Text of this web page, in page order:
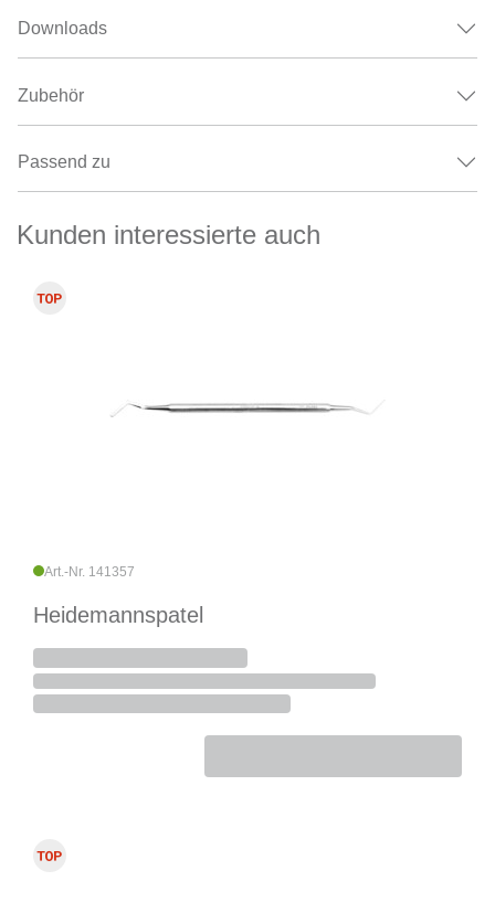
Downloads
Zubehör
Passend zu
Kunden interessierte auch
Art.-Nr. 141357
Heidemannspatel